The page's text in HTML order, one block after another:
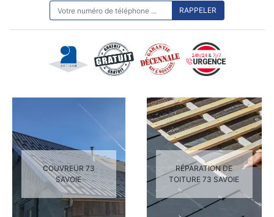
COUVREUR 73
SAVOIE
RÉPARATION DE
TOITURE 73 SAVOIE